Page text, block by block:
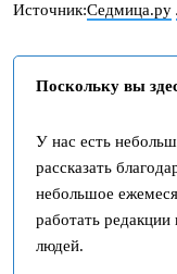
Источник:Седмица.ру
Поскольку вы
У нас есть
рассказать
небольшое
работать
людей.